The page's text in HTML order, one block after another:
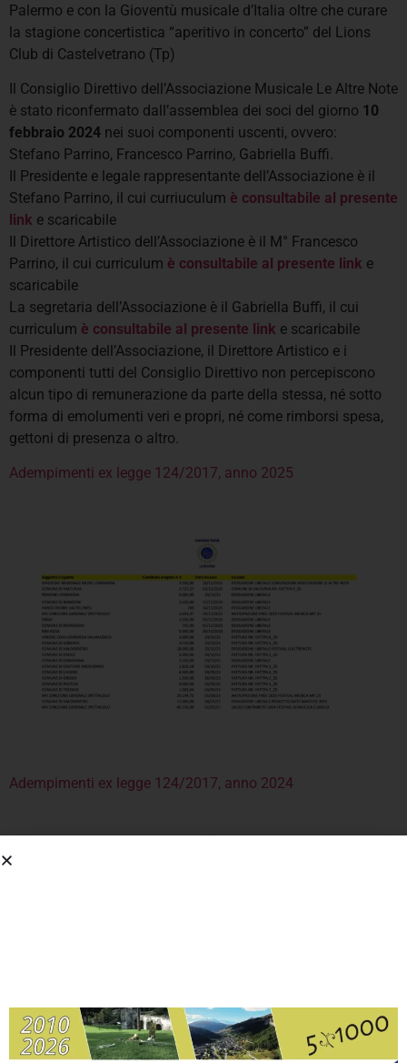
Palermo e con la Gioventù musicale d’Italia oltre che curare
la stagione concertistica “aperitivo in concerto” del Lions
Club di Castelvetrano (Tp)
Il Consiglio Direttivo dell’Associazione Musicale Le Altre Note
è stato riconfermato dall’assemblea dei soci del giorno 10
febbraio 2024 nei suoi componenti uscenti, ovvero:
Stefano Parrino, Francesco Parrino, Gabriella Buffi.
Il Presidente e legale rappresentante dell’Associazione è il
Stefano Parrino, il cui curriuculum è consultabile al presente
link e scaricabile
Il Direttore Artistico dell’Associazione è il M° Francesco
Parrino, il cui curriculum è consultabile al presente link e
scaricabile
La segretaria dell’Associazione è il Gabriella Buffi, il cui
curriculum è consultabile al presente link e scaricabile
Il Presidente dell’Associazione, il Direttore Artistico e i
componenti tutti del Consiglio Direttivo non percepiscono
alcun tipo di remunerazione da parte della stessa, né sotto
forma di emolumenti veri e propri, né come rimborsi spesa,
gettoni di presenza o altro.
Adempimenti ex legge 124/2017, anno 2025
Adempimenti ex legge 124/2017, anno 2024